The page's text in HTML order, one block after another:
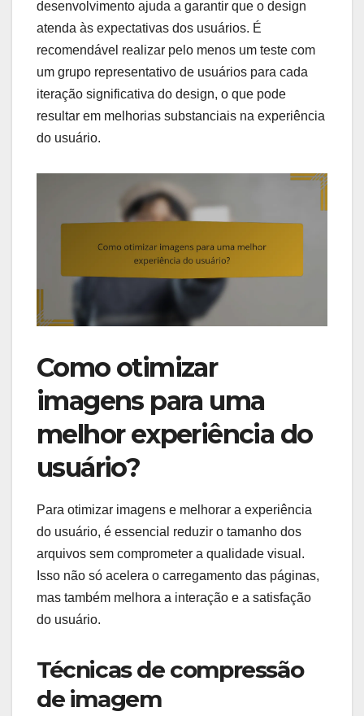
desenvolvimento ajuda a garantir que o design
atenda às expectativas dos usuários. É
recomendável realizar pelo menos um teste com
um grupo representativo de usuários para cada
iteração significativa do design, o que pode
resultar em melhorias substanciais na experiência
do usuário.
Como otimizar
imagens para uma
melhor experiência do
usuário?
Para otimizar imagens e melhorar a experiência
do usuário, é essencial reduzir o tamanho dos
arquivos sem comprometer a qualidade visual.
Isso não só acelera o carregamento das páginas,
mas também melhora a interação e a satisfação
do usuário.
Técnicas de compressão
de imagem